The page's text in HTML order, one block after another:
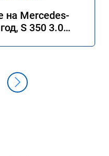
на Mercedes-
S 350 3.0